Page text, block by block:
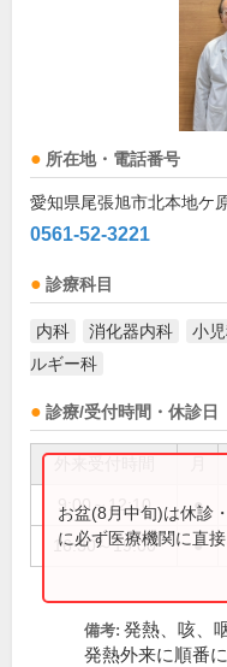
所在地・電話番号
愛知県尾張旭市北本地ケ
0561-52-3221
診療科目
内科 消化器内科 小
ルギー科
診療/受付時間・休診日
9:00～12:10 ●
16:30～19:00 ●
お盆(8月中旬)は休診
に必ず医療機関に直接
備考: 発熱、咳、
発熱外来に順番